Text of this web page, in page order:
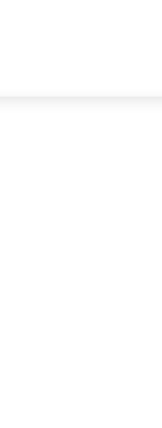
特定から施策立案ま